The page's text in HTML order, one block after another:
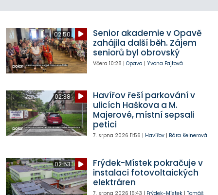
02:50
Senior akademie v Opavě
zahájila další běh. Zájem
seniorů byl obrovský
Včera 10:28 | Opava | Yvona Fajtová
02:38
Havířov řeší parkování v
ulicích Haškova a M.
Majerové, místní sepsali
petici
7. srpna 2026 11:56 | Havířov| Bára Kelnerová
02:53
Frýdek-Místek pokračuje v
instalaci fotovoltaických
elektráren
7. srpna 2026 15:43 | Frýdek-Místek| Tomáš